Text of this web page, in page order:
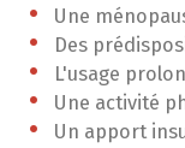
Une
Des
L'usage
Une activité
Un apport